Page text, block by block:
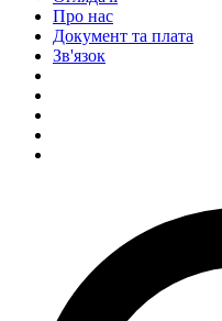
Про нас
Документ та плата
Зв'язок